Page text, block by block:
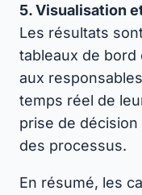
5. Visualisation
Les résultats
tableaux de
aux
temps réel de
prise de décision
des processus.
En résumé, les